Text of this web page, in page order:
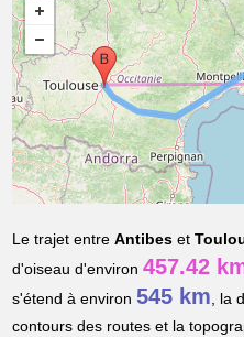
Le trajet entreAntibes et
d'oiseau d'environ457.42
s'étend à environ545 km, la
contours des routes et la